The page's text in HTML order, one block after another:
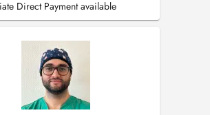
26 26 24 22. Un stationnement est
également possibl...
Direct Payment available